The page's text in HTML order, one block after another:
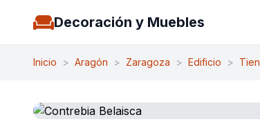
Decoración y Muebles
Inicio > Aragón > Zaragoza > Edificio >